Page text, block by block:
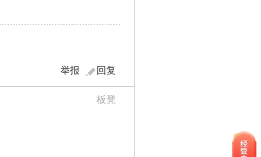
回复
举报
板凳